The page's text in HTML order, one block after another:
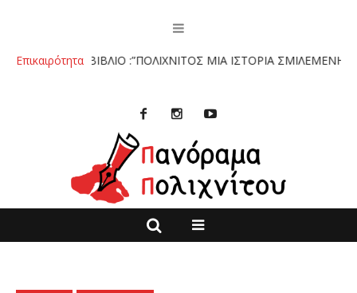
Επικαιρότητα
ΤΟ ΒΙΒΛΙΟ :”ΠΟΛΙΧΝΙΤΟΣ ΜΙΑ ΙΣΤΟΡΙΑ ΣΜΙΛΕΜΕΝΗ ΣΤΗΝ